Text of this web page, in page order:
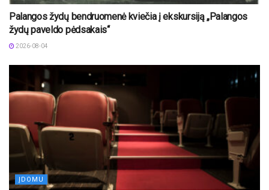
Palangos žydų bendruomenė kviečia į ekskursiją „Palangos
žydų paveldo pėdsakais“
2026-08-04
ĮDOMU